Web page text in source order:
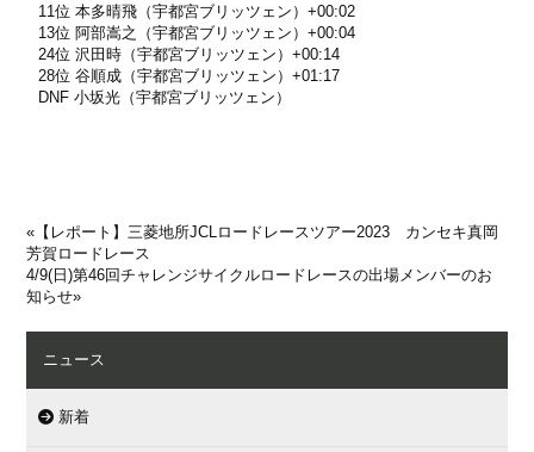
11位 本多晴飛（宇都宮ブリッツェン）+00:02
13位 阿部嵩之（宇都宮ブリッツェン）+00:04
24位 沢田時（宇都宮ブリッツェン）+00:14
28位 谷順成（宇都宮ブリッツェン）+01:17
DNF 小坂光（宇都宮ブリッツェン）
« 【レポート】三菱地所JCLロードレースツアー2023 カンセキ真岡
芳賀ロードレース
4/9(日)第46回チャレンジサイクルロードレースの出場メンバーのお
知らせ»
ニュース
新着